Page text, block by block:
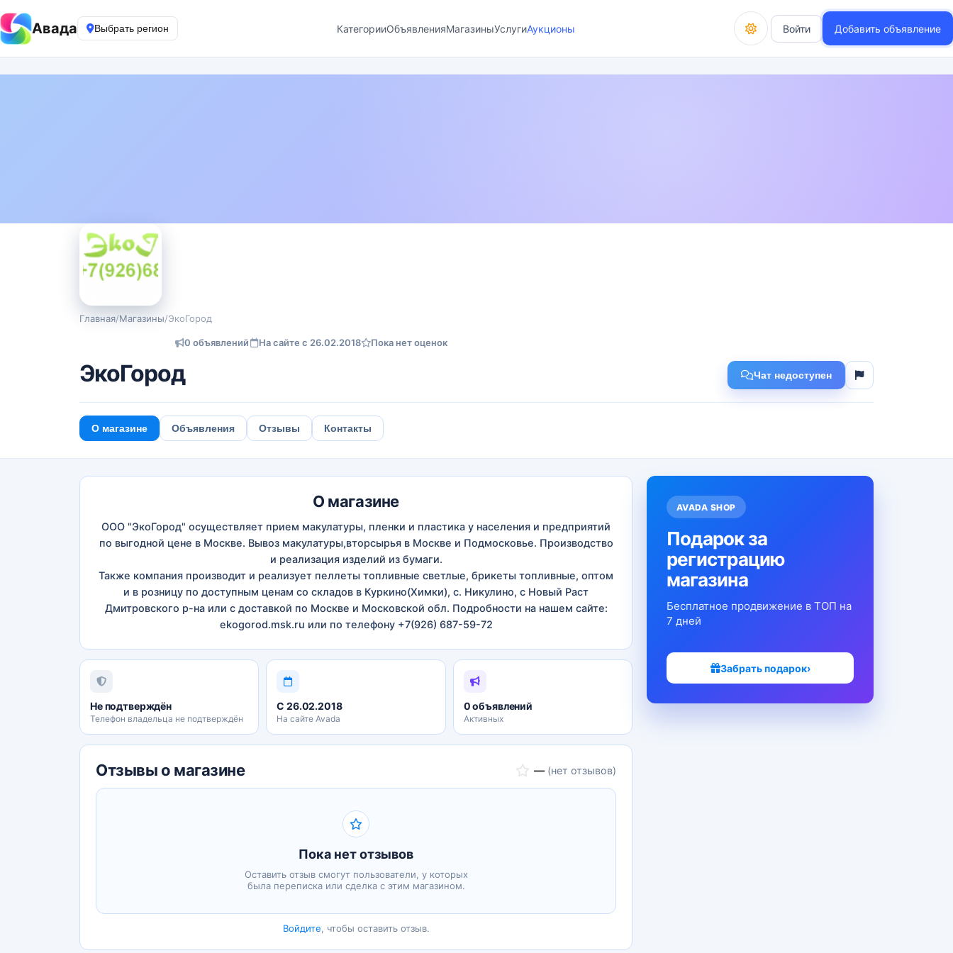
Авада Выбрать регион КатегорииОбъявленияМагазиныУслугиАукционы Войти Добавить объявление
Главная/Магазины/ЭкоГород
0 объявлений На сайте с 26.02.2018 Пока нет оценок
ЭкоГород Чат недоступен
О магазине Объявления Отзывы Контакты
О магазине
ООО "ЭкоГород" осуществляет прием макулатуры, пленки и пластика у населения и предприятий
по выгодной цене в Москве. Вывоз макулатуры,вторсырья в Москве и Подмосковье. Производство
и реализация изделий из бумаги.
Также компания производит и реализует пеллеты топливные светлые, брикеты топливные, оптом
и в розницу по доступным ценам со складов в Куркино(Химки), с. Никулино, с Новый Раст
Дмитровского р-на или с доставкой по Москве и Московской обл. Подробности на нашем сайте:
ekogorod.msk.ru или по телефону +7(926) 687-59-72
Не подтверждён
Телефон владельца не подтверждён
С 26.02.2018
На сайте Avada
0 объявлений
Активных
Отзывы о магазине — (нет отзывов)
Пока нет отзывов
Оставить отзыв смогут пользователи, у которых
была переписка или сделка с этим магазином.
Войдите, чтобы оставить отзыв.
AVADA SHOP
Подарок за
регистрацию
магазина
Бесплатное продвижение в ТОП на
7 дней
Забрать подарок›